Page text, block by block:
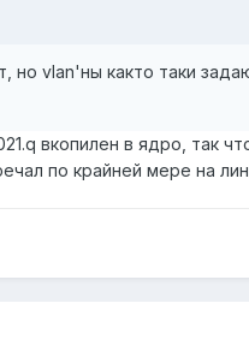
но vlan'ны както таки
вкопилен в ядро, так
по крайней мере на